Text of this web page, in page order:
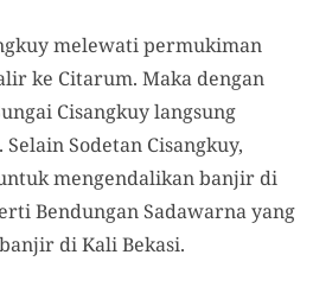
melewati permukiman
ke Citarum. Maka dengan
Cisangkuy langsung
Sodetan Cisangkuy,
mengendalikan banjir di
Bendungan Sadawarna yang
di Kali Bekasi.